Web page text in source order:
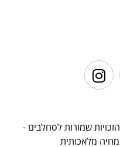
הזכויות שמורות לסחלבים -
מלאכותית